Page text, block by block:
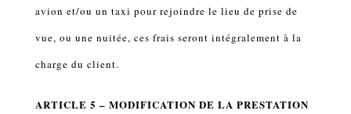
avion et/ou un taxi pour rejoindre le lieu de prise de
vue, ou une nuitée, ces frais seront intégralement à la
charge du client.
ARTICLE 5 – MODIFICATION DE LA PRESTATION